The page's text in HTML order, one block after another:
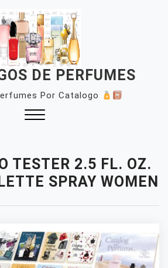
DE PERFUMES
Por Catalogo
TESTER 2.5 FL. OZ.
SPRAY WOMEN